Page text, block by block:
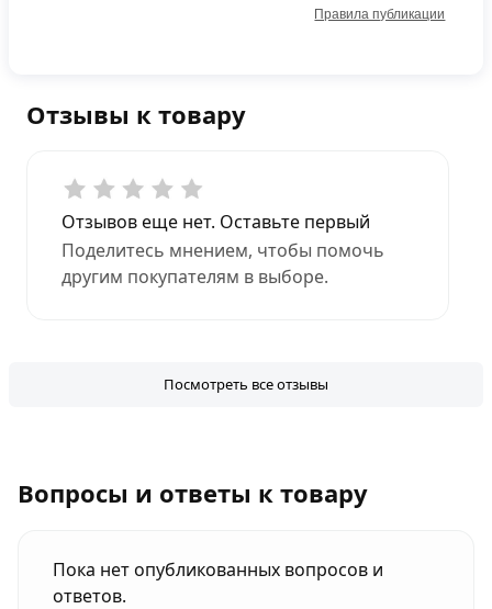
Отзывы к товару
Отзывов еще нет. Оставьте первый
Поделитесь мнением, чтобы помочь
другим покупателям в выборе.
Посмотреть все отзывы
Правила публикации
Вопросы и ответы к товару
Пока нет опубликованных вопросов и
ответов.